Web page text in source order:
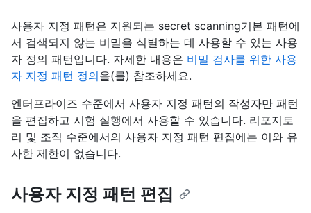
사용자 지정 패턴은 지원되는 secret scanning기본 패턴에
서 검색되지 않는 비밀을 식별하는 데 사용할 수 있는 사용
자 정의 패턴입니다. 자세한 내용은 비밀 검사를 위한 사용
자 지정 패턴 정의을(를) 참조하세요.
엔터프라이즈 수준에서 사용자 지정 패턴의 작성자만 패턴
을 편집하고 시험 실행에서 사용할 수 있습니다. 리포지토
리 및 조직 수준에서의 사용자 지정 패턴 편집에는 이와 유
사한 제한이 없습니다.
사용자 지정 패턴 편집